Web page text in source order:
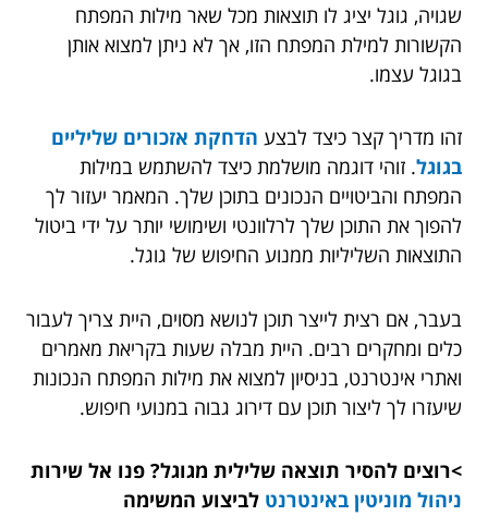
שגויה, גוגל יציג לו תוצאות מכל שאר מילות המפתח
הקשורות למילת המפתח הזו, אך לא ניתן למצוא אותן
בגוגל עצמו.
זהו מדריך קצר כיצד לבצע הדחקת אזכורים שליליים
בגוגל. זוהי דוגמה מושלמת כיצד להשתמש במילות
המפתח והביטויים הנכונים בתוכן שלך. המאמר יעזור לך
להפוך את התוכן שלך לרלוונטי ושימושי יותר על ידי ביטול
התוצאות השליליות ממנוע החיפוש של גוגל.
בעבר, אם רצית לייצר תוכן לנושא מסוים, היית צריך לעבור
כלים ומחקרים רבים. היית מבלה שעות בקריאת מאמרים
ואתרי אינטרנט, בניסיון למצוא את מילות המפתח הנכונות
שיעזרו לך ליצור תוכן עם דירוג גבוה במנועי חיפוש.
>רוצים להסיר תוצאה שלילית מגוגל? פנו אל שירות
ניהול מוניטין באינטרנט לביצוע המשימה